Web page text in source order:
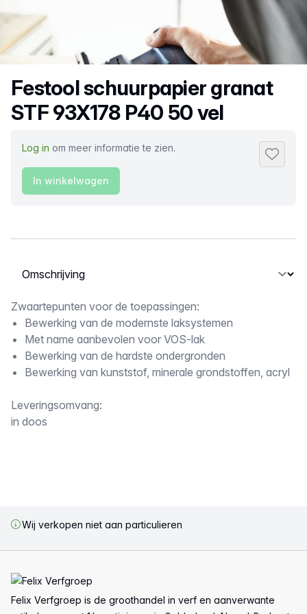
Productnaam
Festool schuurpapier granat
STF 93X178 P40 50 vel
Log in om meer informatie te zien.
In winkelwagen
Selecteer een tabblad
Omschrijving
Zwaartepunten voor de toepassingen:
Bewerking van de modernste laksystemen
Met name aanbevolen voor VOS-lak
Bewerking van de hardste ondergronden
Bewerking van kunststof, minerale grondstoffen, acryl
Leveringsomvang:
in doos
Wij verkopen niet aan particulieren
Felix Verfgroep is de groothandel in verf en aanverwante